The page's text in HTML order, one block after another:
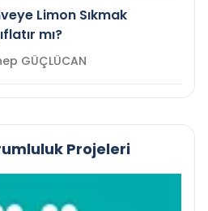
Limon Sıkmak
mı?
Zeynep GÜÇLÜCAN
Projeleri